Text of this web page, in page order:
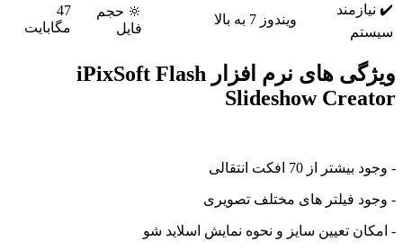
🔆 حجم
47
مگابایت
ویژگی های نرم افزار iPixSoft Flash
Slideshow
از 70 افکت انتقالی
فیلتر های مختلف تصویری
تعیین سایز و نحوه نمایش اسلاید شو